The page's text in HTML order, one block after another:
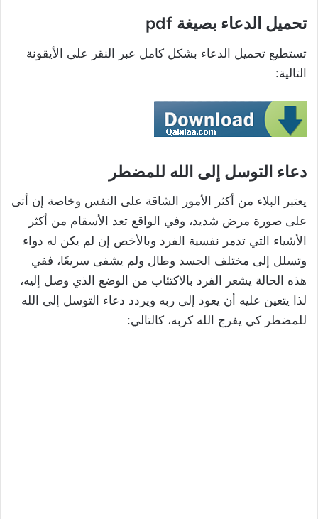
تحميل الدعاء بصيغة pdf
تستطيع تحميل الدعاء بشكل كامل عبر النقر على الأيقونة
التالية:
دعاء التوسل إلى الله للمضطر
يعتبر البلاء من أكثر الأمور الشاقة على النفس وخاصة إن أتى
على صورة مرض شديد، وفي الواقع تعد الأسقام من أكثر
الأشياء التي تدمر نفسية الفرد وبالأخص إن لم يكن له دواء
وتسلل إلى مختلف الجسد وطال ولم يشفى سريعًا، ففي
هذه الحالة يشعر الفرد بالاكتئاب من الوضع الذي وصل إليه،
لذا يتعين عليه أن يعود إلى ربه ويردد دعاء التوسل إلى الله
للمضطر كي يفرج الله كربه، كالتالي: